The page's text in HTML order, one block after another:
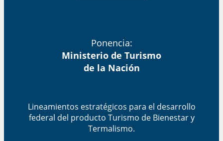
Ponencia:
Ministerio de Turismo
de la Nación
Lineamientos estratégicos para el desarrollo
federal del producto Turismo de Bienestar y
Termalismo.